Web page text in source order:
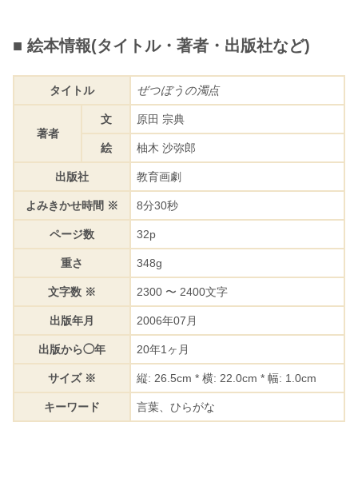
■ 絵本情報(タイトル・著者・出版社など)
タイトル ぜつぼうの濁点
著者
文 原田 宗典
絵 柚木 沙弥郎
出版社 教育画劇
よみきかせ時間 ※ 8分30秒
ページ数 32p
重さ 348g
文字数 ※ 2300 〜 2400文字
出版年月 2006年07月
出版から◯年 20年1ヶ月
サイズ ※ 縦: 26.5cm * 横: 22.0cm * 幅: 1.0cm
キーワード 言葉、ひらがな